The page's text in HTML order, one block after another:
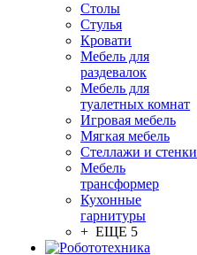
Столы
Cтулья
Кровати
Мебель для
раздевалок
Мебель для
туалетных комнат
Игровая мебель
Мягкая мебель
Стеллажи и стенки
Мебель
трансформер
Кухонные
гарнитуры
+ ЕЩЕ 5